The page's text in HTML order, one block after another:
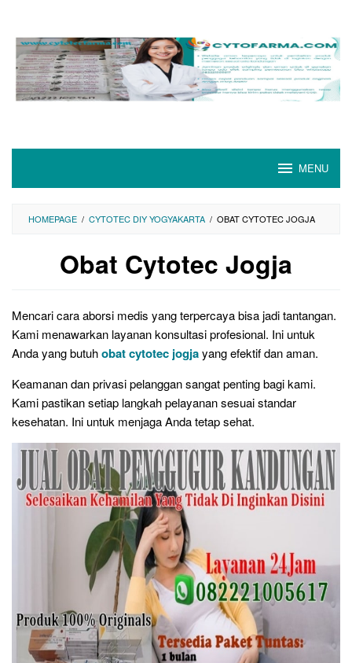
content
MENU
HOMEPAGE / CYTOTEC DIY YOGYAKARTA / OBAT CYTOTEC JOGJA
Obat Cytotec Jogja
Mencari cara aborsi medis yang terpercaya bisa jadi tantangan.
Kami menawarkan layanan konsultasi profesional. Ini untuk
Anda yang butuhobat cytotec jogjayang efektif dan aman.
Keamanan dan privasi pelanggan sangat penting bagi kami.
Kami pastikan setiap langkah pelayanan sesuai standar
kesehatan. Ini untuk menjaga Anda tetap sehat.